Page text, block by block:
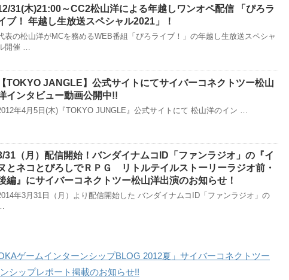
31(木)21:00～CC2松山洋による年越しワンオペ配信 「ぴろラ
ブ！ 年越し生放送スペシャル2021」！
表の松山洋がMCを務めるWEB番組「ぴろライブ！」の年越し生放送スペシャ
開催 …
【TOKYO JANGLE】公式サイトにてサイバーコネクトツー松山
インタビュー動画公開中!!
年4月5日(木)『TOKYO JUNGLE』公式サイトにて 松山洋のイン …
31（月）配信開始！バンダイナムコID「ファンラジオ」の『イ
とネコとぴろしでＲＰＧ リトルテイルストーリーラジオ前・
編』にサイバーコネクトツー松山洋出演のお知らせ！
年3月31日（月）より配信開始した バンダイナムコID「ファンラジオ」の
ゲームインターンシップBLOG 2012夏」サイバーコネクトツー
シップレポート掲載のお知らせ!!